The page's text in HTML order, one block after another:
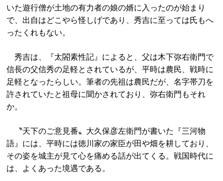
いた遊行僧が土地の有力者の娘の婿に入ったのが始まり
で、出自はどこやら怪しげであり、秀吉に至っては氏もへ
ったくれもない。
秀吉は、『太閤素性記』によると、父は木下弥右衛門で
信長の父信秀の足軽とされているが、平時は農民、戦時に
足軽となったらしい。筆者の先祖は農民だが、名字帯刀を
許されていたと祖母に聞かされており、弥右衛門もそれ
か。
〝天下のご意見番〟大久保彦左衛門が書いた『三河物
語』には、平時には徳川家の家臣が田や畑を耕しており、
その姿を城主が見て心を痛める話が出てくる。戦国時代に
は、よくあった境遇である。